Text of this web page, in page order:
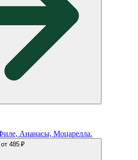
Ананасы, Моцарелла.
от 485 ₽